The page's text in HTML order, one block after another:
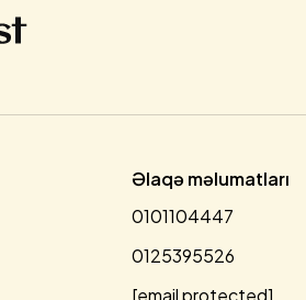
Əlaqə məlumatları
0101104447
0125395526
[email protected]